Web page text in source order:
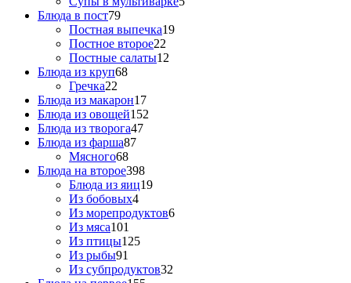
Блюда в пост79
Постная выпечка19
Постное второе22
Постные салаты12
Блюда из круп68
Гречка22
Блюда из макарон17
Блюда из овощей152
Блюда из творога47
Блюда из фарша87
Мясного68
Блюда на второе398
Блюда из яиц19
Из бобовых4
Из морепродуктов6
Из мяса101
Из птицы125
Из рыбы91
Из субпродуктов32